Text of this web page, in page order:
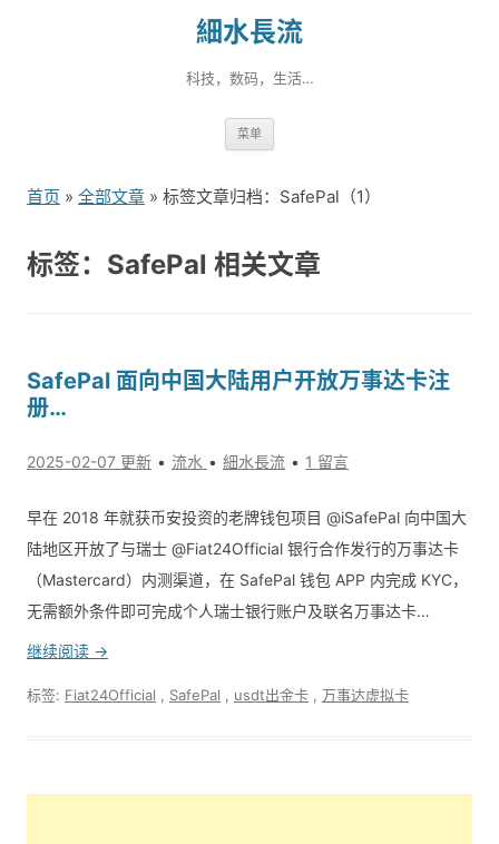
細水長流
科技，数码，生活…
菜单
到
首页 » 全部文章 » 标签文章归档：SafePal（1）
标签：SafePal 相关文章
SafePal 面向中国大陆用户开放万事达卡注
册…
2025-02-07 更新 流水 細水長流 1 留言
早在 2018 年就获币安投资的老牌钱包项目 @iSafePal 向中国大
陆地区开放了与瑞士 @Fiat24Official 银行合作发行的万事达卡
（Mastercard）内测渠道，在 SafePal 钱包 APP 内完成 KYC，
无需额外条件即可完成个人瑞士银行账户及联名万事达卡…
继续阅读 →
标签: Fiat24Official SafePal usdt出金卡 万事达虚拟卡